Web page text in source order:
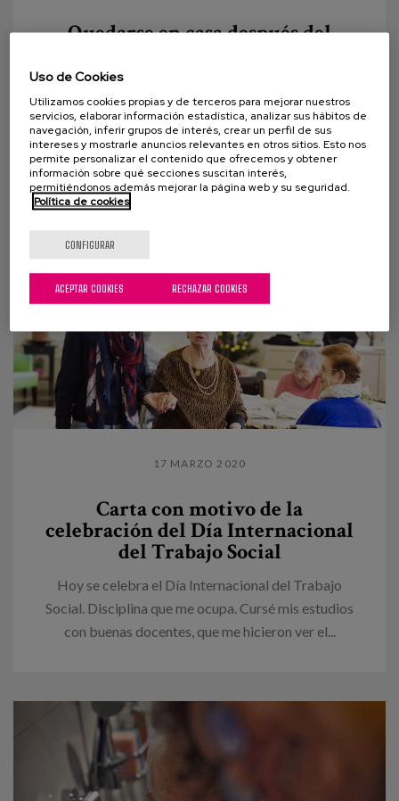
Quedarse en casa después del
para las personas que viven en
residencias
Vivimos tiempos de incertidumbre en el ámbito del
envejecimiento. En esta pandemia que nos invade las
personas mayores han cobrado...
17 MARZO 2020
Carta con motivo de la
celebración del Día Internacional
del Trabajo Social
Hoy se celebra el Día Internacional del Trabajo
Social. Disciplina que me ocupa. Cursé mis estudios
con buenas docentes, que me hicieron ver el...
Uso de Cookies
Utilizamos cookies propias y de terceros para mejorar nuestros
servicios, elaborar información estadística, analizar sus hábitos de
navegación, inferir grupos de interés, crear un perfil de sus
intereses y mostrarle anuncios relevantes en otros sitios. Esto nos
permite personalizar el contenido que ofrecemos y obtener
información sobre qué secciones suscitan interés,
permitiéndonos además mejorar la página web y su seguridad.
Política de cookies
CONFIGURAR
RECHAZAR COOKIES
ACEPTAR COOKIES